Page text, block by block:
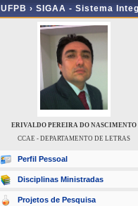
UFPB › SIGAA - Sistema
ERIVALDO PEREIRA DO NASCIMENTO
CCAE - DEPARTAMENTO DE LETRAS
Perfil Pessoal
Disciplinas Ministradas
Projetos de Pesquisa